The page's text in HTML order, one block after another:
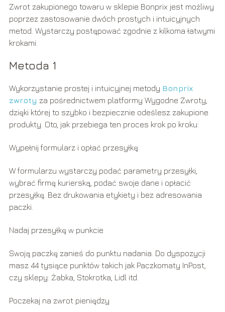
Zwrot zakupionego towaru w sklepie Bonprix jest możliwy
poprzez zastosowanie dwóch prostych i intuicyjnych
metod. Wystarczy postępować zgodnie z kilkoma łatwymi
krokami.
Metoda 1
Wykorzystanie prostej i intuicyjnej metody Bonprix
zwroty za pośrednictwem platformy Wygodne Zwroty,
dzięki której to szybko i bezpiecznie odeślesz zakupione
produkty. Oto, jak przebiega ten proces krok po kroku:
Wypełnij formularz i opłać przesyłkę
W formularzu wystarczy podać parametry przesyłki,
wybrać firmę kurierską, podać swoje dane i opłacić
przesyłkę. Bez drukowania etykiety i bez adresowania
paczki.
Nadaj przesyłkę w punkcie
Swoją paczkę zanieś do punktu nadania. Do dyspozycji
masz 44 tysiące punktów takich jak Paczkomaty InPost,
czy sklepy: Żabka, Stokrotka, Lidl itd.
Poczekaj na zwrot pieniędzy